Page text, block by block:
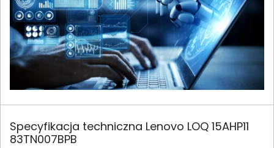
Specyfikacja techniczna Lenovo LOQ 15AHP11
83TN007BPB